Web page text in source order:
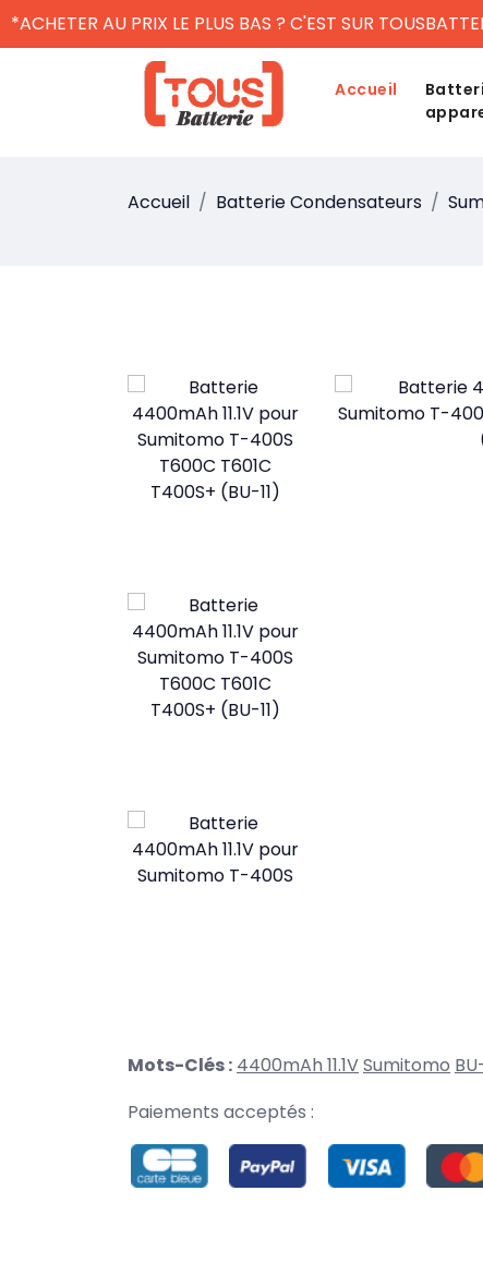
*ACHETER AU PRIX LE PLUS BAS ? C'EST SUR
Accueil
Accueil Batterie Condensateurs
Mots-Clés : 4400mAh 11.1VSumitomo
Paiements acceptés :